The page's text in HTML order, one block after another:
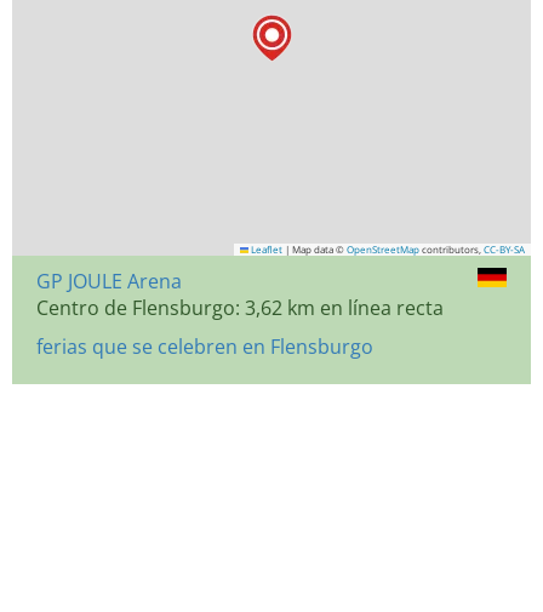
Leaflet | Map data © OpenStreetMap contributors, CC-BY-SA
GP JOULE Arena
Centro de Flensburgo: 3,62 km en línea recta
ferias que se celebren en Flensburgo